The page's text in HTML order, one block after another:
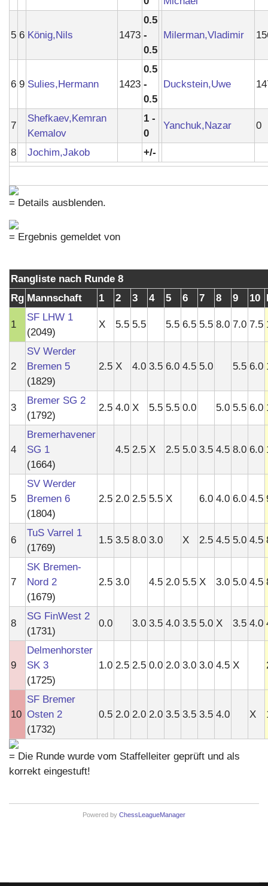
5 6 König,Nils 1473
0.5
-
0.5
Milerman,Vladimir
6 9 Sulies,Hermann 1423
0.5
-
0.5
Duckstein,Uwe
7
Shefkaev,Kemran
Kemalov
1 -
0
Yanchuk,Nazar 0
8 Jochim,Jakob +/-
= Details ausblenden.
= Ergebnis gemeldet von
Rangliste nach Runde 8
Rg Mannschaft 1 2 3 4 5 6 7 8 9 10
1
SF LHW 1
(2049)
X 5.5 5.5 5.5 6.5 5.5 8.0 7.0 7.5
2
SV Werder
Bremen 5
(1829)
2.5 X 4.0 3.5 6.0 4.5 5.0 5.5 6.0
3
Bremer SG 2
(1792)
2.5 4.0 X 5.5 5.5 0.0 5.0 5.5 6.0
4
Bremerhavener
SG 1
(1664)
4.5 2.5 X 2.5 5.0 3.5 4.5 8.0 6.0
5
SV Werder
Bremen 6
(1804)
2.5 2.0 2.5 5.5 X 6.0 4.0 6.0 4.5
6
TuS Varrel 1
(1769)
1.5 3.5 8.0 3.0 X 2.5 4.5 5.0 4.5
7
SK Bremen-
Nord 2
(1679)
2.5 3.0 4.5 2.0 5.5 X 3.0 5.0 4.5
8
SG FinWest 2
(1731)
0.0 3.0 3.5 4.0 3.5 5.0 X 3.5 4.0
9
Delmenhorster
SK 3
(1725)
1.0 2.5 2.5 0.0 2.0 3.0 3.0 4.5 X
10
SF Bremer
Osten 2
(1732)
0.5 2.0 2.0 2.0 3.5 3.5 3.5 4.0 X
= Die Runde wurde vom Staffelleiter geprüft und als
korrekt eingestuft!
Powered by ChessLeagueManager